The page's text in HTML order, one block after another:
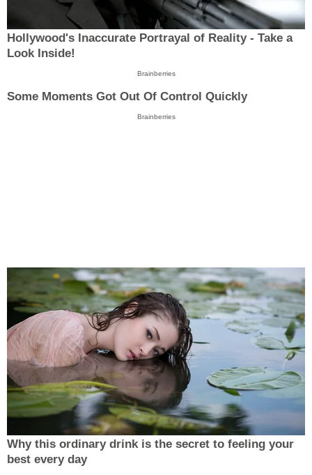
Hollywood's Inaccurate Portrayal of Reality - Take a
Look Inside!
Brainberries
Some Moments Got Out Of Control Quickly
Brainberries
Why this ordinary drink is the secret to feeling your
best every day